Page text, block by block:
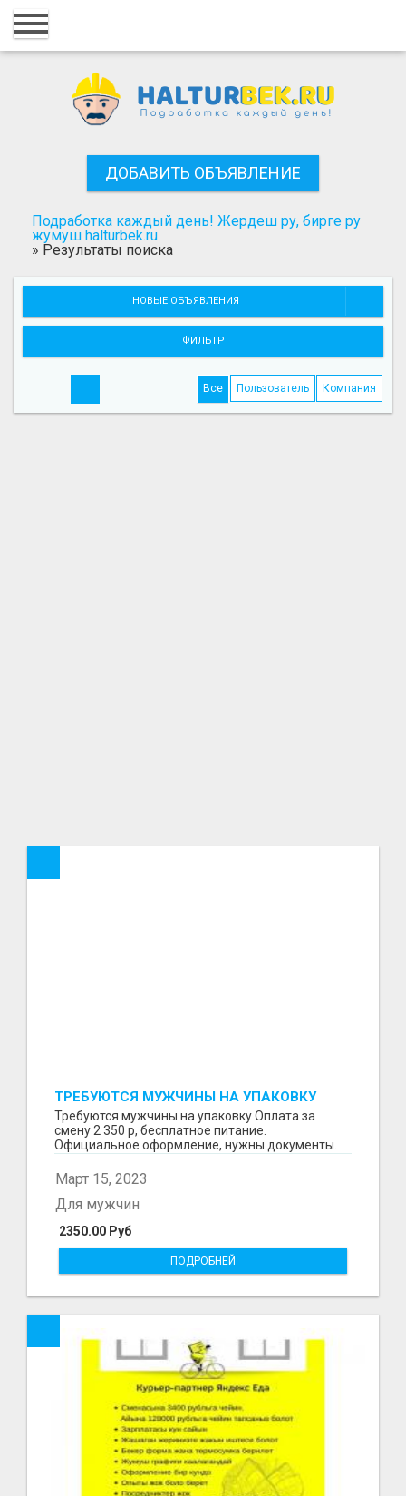
Главная
Регистрация
Поиск
ДОБАВИТЬ ОБЪЯВЛЕНИЕ
Подработка каждый день! Жердеш ру, бирге ру
жумуш halturbek.ru
» Результаты поиска
НОВЫЕ ОБЪЯВЛЕНИЯ
ФИЛЬТР
Все Пользователь Компания
ТРЕБУЮТСЯ МУЖЧИНЫ НА УПАКОВКУ
Требуются мужчины на упаковку Оплата за
смену 2 350 р, бесплатное питание.
Официальное оформление, нужны документы.
Март 15, 2023
2350.00 Руб
Для мужчин
ПОДРОБНЕЙ